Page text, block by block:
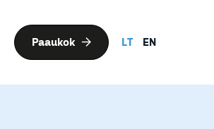
Paaukok LT EN